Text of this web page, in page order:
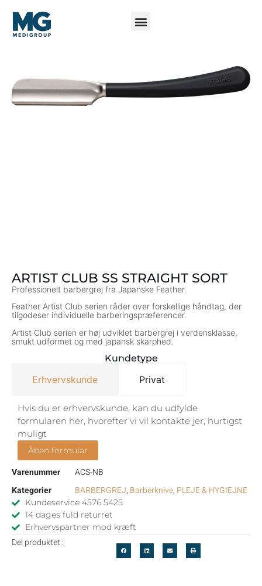
ARTIST CLUB SS STRAIGHT SORT
Professionelt barbergrej fra Japanske Feather.
Feather Artist Club serien råder over forskellige håndtag, der
tilgodeser individuelle barberingspræferencer.
Artist Club serien er høj udviklet barbergrej i verdensklasse,
smukt udformet og med japansk skarphed.
Kundetype
Erhvervskunde Privat
Hvis du er erhvervskunde, kan du udfylde
formularen her, hvorefter vi vil kontakte jer, hurtigst
muligt
Åben formular
Varenummer
ACS-NB
Kategorier
BARBERGREJ, Barberknive, PLEJE & HYGIEJNE
Kundeservice 4576 5425
14 dages fuld returret
Erhvervspartner mod kræft
Del produktet :